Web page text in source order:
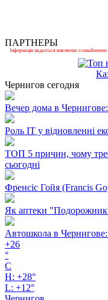
ПАРТНЕРЫ
Інформація надається виключно з
Чернигов сегодня
Вечер дома в
Роль ІТ у відновленні
ТОП 5 причин, чому
сьогодні
Френсіс Гойя (Francis
Як аптеки
Автошкола в
+26
°
C
H: +28°
L: +12°